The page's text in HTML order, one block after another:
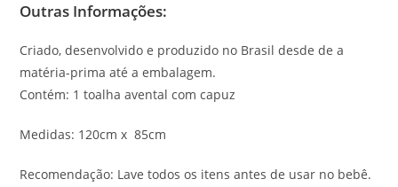
Outras Informações:
Criado, desenvolvido e produzido no Brasil desde de a
matéria-prima até a embalagem.
Contém: 1 toalha avental com capuz
Medidas: 120cm x 85cm
Recomendação: Lave todos os itens antes de usar no bebê.